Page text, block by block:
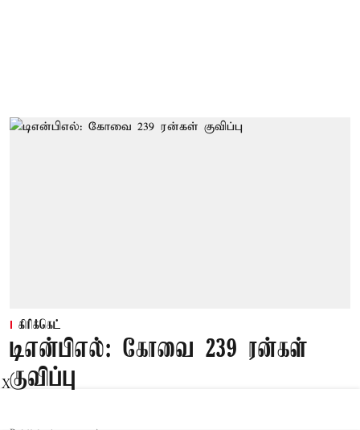
கிரிக்கெட்
டிஎன்பிஎல்: கோவை 239 ரன்கள்
குவிப்பு
X